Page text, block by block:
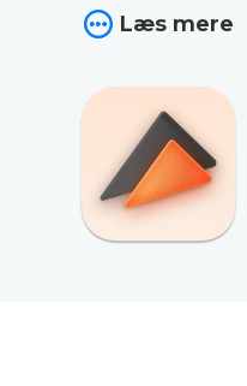
Læs mere